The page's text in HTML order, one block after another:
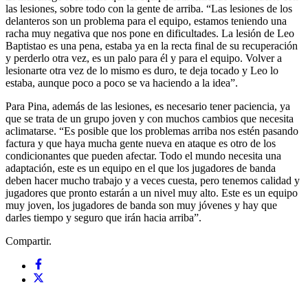
las lesiones, sobre todo con la gente de arriba. “Las lesiones de los
delanteros son un problema para el equipo, estamos teniendo una
racha muy negativa que nos pone en dificultades. La lesión de Leo
Baptistao es una pena, estaba ya en la recta final de su recuperación
y perderlo otra vez, es un palo para él y para el equipo. Volver a
lesionarte otra vez de lo mismo es duro, te deja tocado y Leo lo
estaba, aunque poco a poco se va haciendo a la idea”.
Para Pina, además de las lesiones, es necesario tener paciencia, ya
que se trata de un grupo joven y con muchos cambios que necesita
aclimatarse. “Es posible que los problemas arriba nos estén pasando
factura y que haya mucha gente nueva en ataque es otro de los
condicionantes que pueden afectar. Todo el mundo necesita una
adaptación, este es un equipo en el que los jugadores de banda
deben hacer mucho trabajo y a veces cuesta, pero tenemos calidad y
jugadores que pronto estarán a un nivel muy alto. Este es un equipo
muy joven, los jugadores de banda son muy jóvenes y hay que
darles tiempo y seguro que irán hacia arriba”.
Compartir.